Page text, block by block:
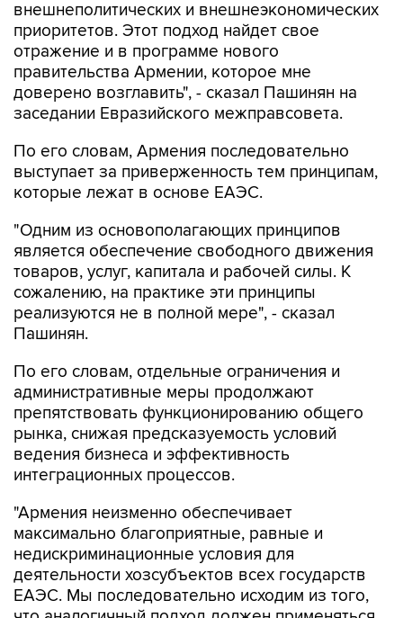
внешнеполитических и внешнеэкономических
приоритетов. Этот подход найдет свое
отражение и в программе нового
правительства Армении, которое мне
доверено возглавить", - сказал Пашинян на
заседании Евразийского межправсовета.
По его словам, Армения последовательно
выступает за приверженность тем принципам,
которые лежат в основе ЕАЭС.
"Одним из основополагающих принципов
является обеспечение свободного движения
товаров, услуг, капитала и рабочей силы. К
сожалению, на практике эти принципы
реализуются не в полной мере", - сказал
Пашинян.
По его словам, отдельные ограничения и
административные меры продолжают
препятствовать функционированию общего
рынка, снижая предсказуемость условий
ведения бизнеса и эффективность
интеграционных процессов.
"Армения неизменно обеспечивает
максимально благоприятные, равные и
недискриминационные условия для
деятельности хозсубъектов всех государств
ЕАЭС. Мы последовательно исходим из того,